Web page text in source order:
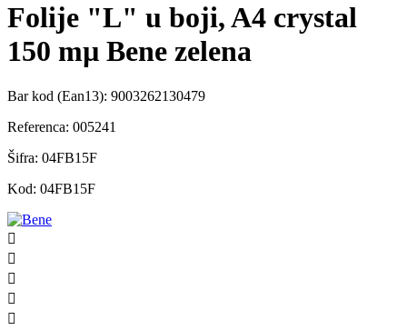
Folije "L" u boji, A4 crystal
150 mµ Bene zelena
Bar kod (Ean13): 9003262130479
Referenca: 005241
Šifra: 04FB15F
Kod: 04FB15F




